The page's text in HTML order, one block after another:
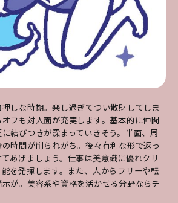
しな時期。楽し過ぎてつい散財してしま
フも対人面が充実します。基本的に仲間
結びつきが深まっていきそう。半面、周
時間が削られがち。後々有利な形で返っ
あげましょう。仕事は美意識に優れクリ
を発揮します。また、人からフリーや転
が。美容系や資格を活かせる分野ならチ